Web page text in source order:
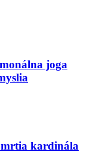
joga
kardinála